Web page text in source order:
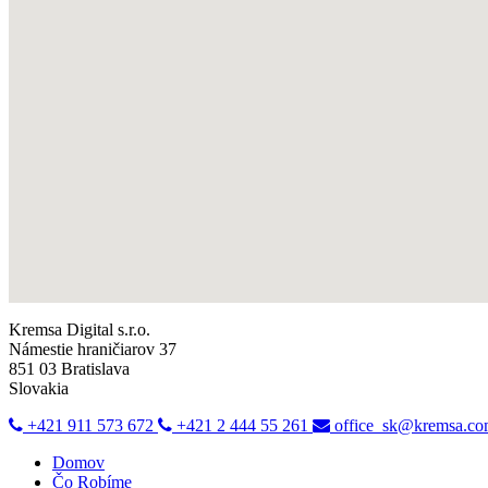
Kremsa Digital s.r.o.
Námestie hraničiarov 37
851 03 Bratislava
Slovakia
+421 911 573 672
+421 2 444 55 261
Domov
Čo Robíme